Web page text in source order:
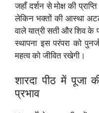
जहाँ दर्शन से मोक्ष की
लेकिन भक्तों की आस्था
वाले यात्री सती और शिव
स्थापना इस परंपरा को
महत्व को जीवित रखेगी।
शारदा पीठ में पूजा
प्रभाव